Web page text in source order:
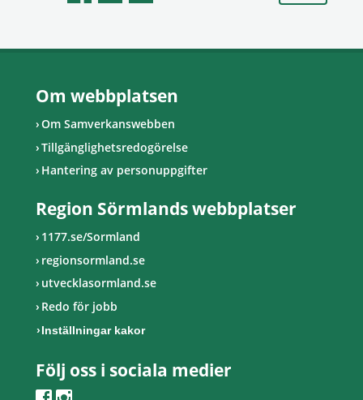
Om webbplatsen
Om Samverkanswebben
Tillgänglighetsredogörelse
Hantering av personuppgifter
Region Sörmlands webbplatser
1177.se/Sormland
regionsormland.se
utvecklasormland.se
Redo för jobb
Inställningar kakor
Följ oss i sociala medier